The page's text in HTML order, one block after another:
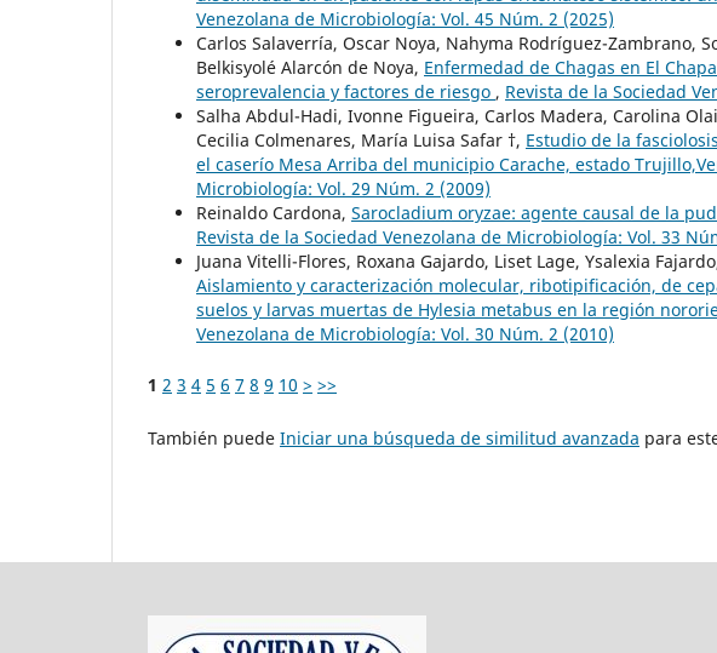
Venezolana de Microbiología: Vol. 45 Núm. 2 (2025)
Carlos Salaverría, Oscar Noya, Nahyma Rodríguez-Zambrano,
Belkisyolé Alarcón de Noya, Enfermedad de Chagas en El
seroprevalencia y factores de riesgo , Revista de la Sociedad
Salha Abdul-Hadi, Ivonne Figueira, Carlos Madera, Carolina
Cecilia Colmenares, María Luisa Safar †, Estudio de la
el caserío Mesa Arriba del municipio Carache, estado
Microbiología: Vol. 29 Núm. 2 (2009)
Reinaldo Cardona, Sarocladium oryzae: agente causal de la
Revista de la Sociedad Venezolana de Microbiología: Vol. 33
Juana Vitelli-Flores, Roxana Gajardo, Liset Lage, Ysalexia
Aislamiento y caracterización molecular, ribotipificación, de
suelos y larvas muertas de Hylesia metabus en la región
Venezolana de Microbiología: Vol. 30 Núm. 2 (2010)
1 2 3 4 5 6 7 8 9 10 > >>
También puede Iniciar una búsqueda de similitud avanzada para